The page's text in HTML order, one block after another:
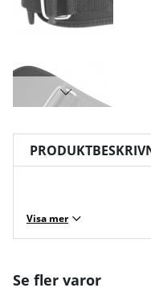
Visa mer
Se fler varor